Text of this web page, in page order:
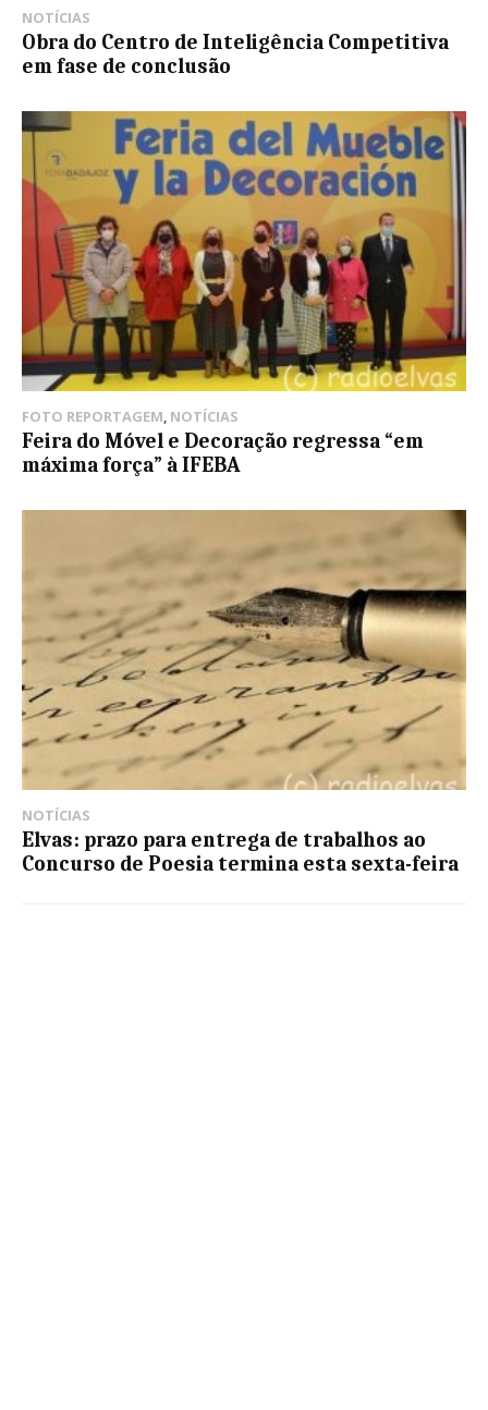
NOTÍCIAS
Obra do Centro de Inteligência Competitiva
em fase de conclusão
FOTO REPORTAGEM, NOTÍCIAS
Feira do Móvel e Decoração regressa “em
máxima força” à IFEBA
NOTÍCIAS
Elvas: prazo para entrega de trabalhos ao
Concurso de Poesia termina esta sexta-feira